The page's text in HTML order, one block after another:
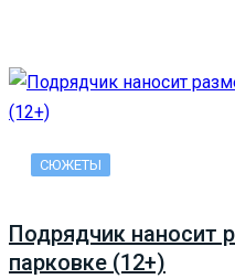
СЮЖЕТЫ
Подрядчик наносит
парковке (12+)